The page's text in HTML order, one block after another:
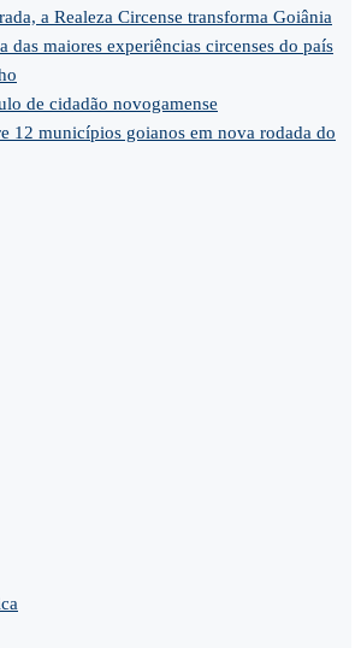
a Realeza Circense transforma Goiânia
das maiores experiências circenses do país
de cidadão novogamense
12 municípios goianos em nova rodada do